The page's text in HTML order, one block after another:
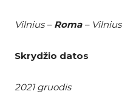
Vilnius – Roma – Vilnius
Skrydžio datos
2021 gruodis